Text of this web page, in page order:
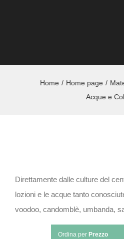
Home Home page
Acque e
Direttamente dalle culture del
lozioni e le acque tanto
voodoo, candomblè, umbanda,
Ordina per Prezzo